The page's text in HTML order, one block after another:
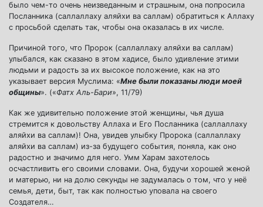
было чем-то очень неизведанным и страшным, она попросила
Посланника (саллаллаху аляйхи ва саллам) обратиться к Аллаху
с просьбой сделать так, чтобы она оказалась в их числе.
Причиной того, что Пророк (саллаллаху аляйхи ва саллам)
улыбался, как сказано в этом хадисе, было удивление этими
людьми и радость за их высокое положение, как на это
указывает версия Муслима: «Мне были показаны люди моей
общины». («Фатх Аль-Бари», 11/79)
Как же удивительно положение этой женщины, чья душа
стремится к довольству Аллаха и Его Посланника (саллаллаху
аляйхи ва саллам)! Она, увидев улыбку Пророка (саллаллаху
аляйхи ва саллам) из-за будущего события, поняла, как оно
радостно и значимо для него. Умм Харам захотелось
осчастливить его своими словами. Она, будучи хорошей женой
и матерью, ни на долю секунды не задумалась о том, что у неё
семья, дети, быт, так как полностью уповала на своего
Создателя…